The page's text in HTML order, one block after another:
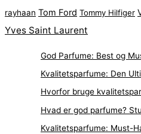
rayhaan Tom Ford Tommy Hilfiger
Yves Saint Laurent
God Parfume: Best og
Kvalitetsparfume: Den
Hvorfor bruge
Hvad er god parfume?
Kvalitetsparfume: Must-